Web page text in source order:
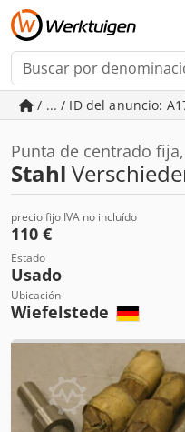
/ ... / ID del anuncio:
Punta de centrado
Stahl
precio fijo IVA no incluído
110 €
Estado
Usado
Ubicación
Wiefelstede